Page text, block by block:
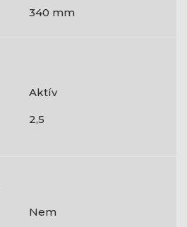
340 mm
Aktív
2,5
Nem